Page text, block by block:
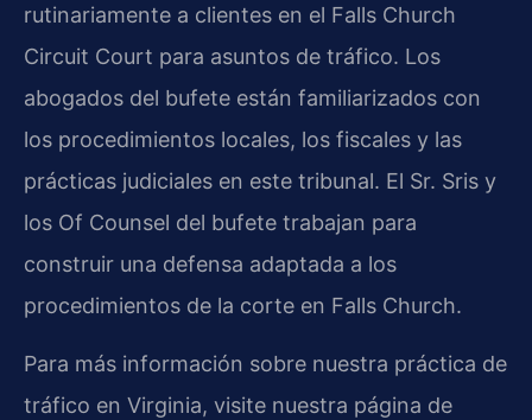
rutinariamente a clientes en el Falls Church
Circuit Court para asuntos de tráfico. Los
abogados del bufete están familiarizados con
los procedimientos locales, los fiscales y las
prácticas judiciales en este tribunal. El Sr. Sris y
los Of Counsel del bufete trabajan para
construir una defensa adaptada a los
procedimientos de la corte en Falls Church.
Para más información sobre nuestra práctica de
tráfico en Virginia, visite nuestra página de